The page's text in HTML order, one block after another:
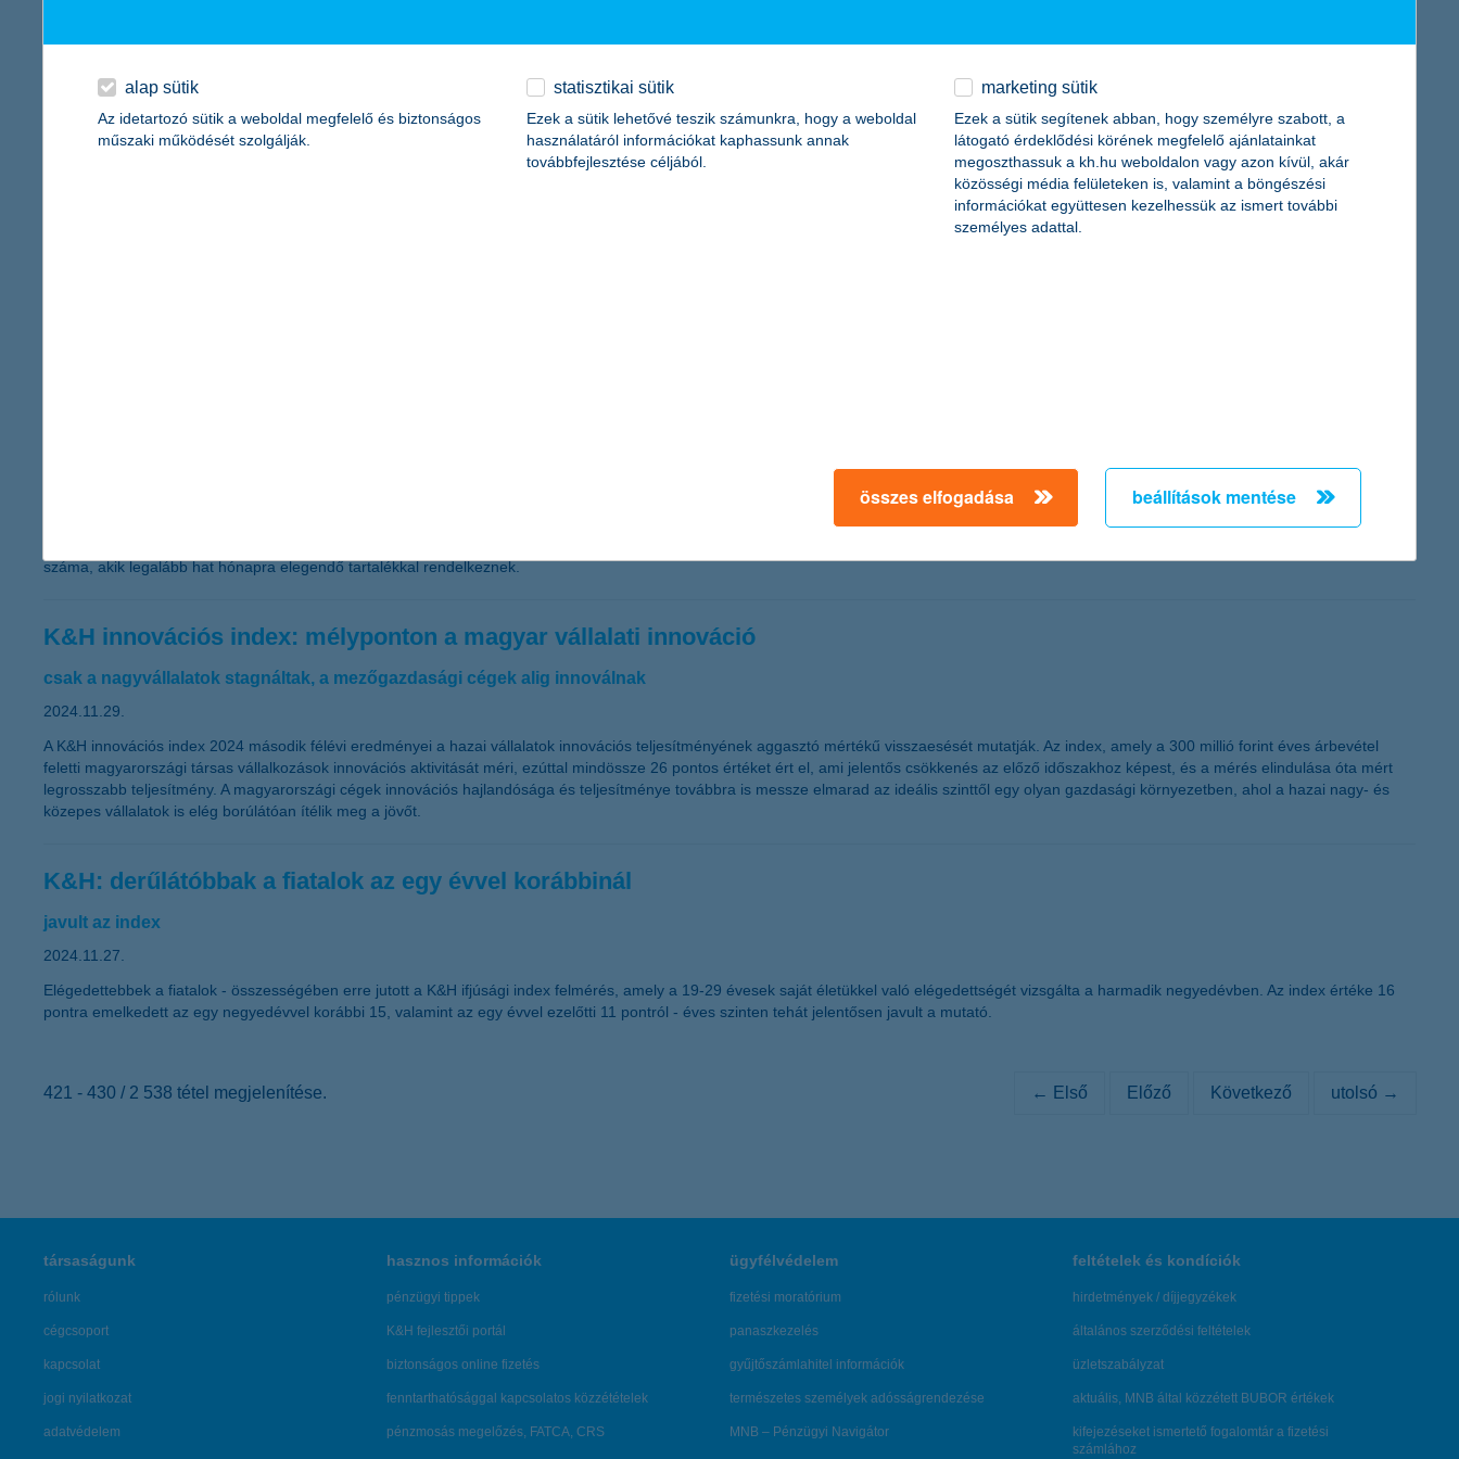
A K&H-nál 130 ezer fölé nőtt a fiatalok által nyitott bankszámlák száma. Ők pedig elég gyakran fizetnek kártyával, a harmadik negyedévben például naponta 84 ezer alkalommal. Az okoseszközös
fizetések fölényben vannak, tízből hatszor ezt a megoldást választják a huszonhat év alattiak. A bankszámlák és kártyás fizetések elterjedése miatt érthető, hogy az idén jubileumi évadát ünneplő K&H
Vigyázz, kész, pénz! pénzügyi vetélkedősorozatban is kiemelt szerepet kaptak a bankszámlák, a kártyás és okoseszközös fizetések.
Bár a középkorúak átlagosan hét hónapra elegendő tartalékkal rendelkeznek, 33 százalékuk csupán egy hónapig tudná fenntartani magát, ha nem lenne bevétele - közölte a K&H a biztos jövő kutatás
száma, akik legalább hat hónapra elegendő tartalékkal rendelkeznek.
K&H innovációs index: mélyponton a magyar vállalati innováció
csak a nagyvállalatok stagnáltak, a mezőgazdasági cégek alig innoválnak
2024.11.29.
A K&H innovációs index 2024 második félévi eredményei a hazai vállalatok innovációs teljesítményének aggasztó mértékű visszaesését mutatják. Az index, amely a 300 millió forint éves árbevétel
feletti magyarországi társas vállalkozások innovációs aktivitását méri, ezúttal mindössze 26 pontos értéket ért el, ami jelentős csökkenés az előző időszakhoz képest, és a mérés elindulása óta mért
legrosszabb teljesítmény. A magyarországi cégek innovációs hajlandósága és teljesítménye továbbra is messze elmarad az ideális szinttől egy olyan gazdasági környezetben, ahol a hazai nagy- és
közepes vállalatok is elég borúlátóan ítélik meg a jövőt.
K&H: derűlátóbbak a fiatalok az egy évvel korábbinál
javult az index
2024.11.27.
Elégedettebbek a fiatalok - összességében erre jutott a K&H ifjúsági index felmérés, amely a 19-29 évesek saját életükkel való elégedettségét vizsgálta a harmadik negyedévben. Az index értéke 16
pontra emelkedett az egy negyedévvel korábbi 15, valamint az egy évvel ezelőtti 11 pontról - éves szinten tehát jelentősen javult a mutató.
421 - 430 / 2 538 tétel megjelenítése. ← Első Előző Következő utolsó →
társaságunk
rólunk
cégcsoport
kapcsolat
jogi nyilatkozat
adatvédelem
hasznos információk
pénzügyi tippek
K&H fejlesztői portál
biztonságos online fizetés
fenntarthatósággal kapcsolatos közzétételek
pénzmosás megelőzés, FATCA, CRS
ügyfélvédelem
fizetési moratórium
panaszkezelés
gyűjtőszámlahitel információk
természetes személyek adósságrendezése
MNB – Pénzügyi Navigátor
feltételek és kondíciók
hirdetmények / díjjegyzékek
általános szerződési feltételek
üzletszabályzat
aktuális, MNB által közzétett BUBOR értékek
kifejezéseket ismertető fogalomtár a fizetési
számlához
alap sütik
Az idetartozó sütik a weboldal megfelelő és biztonságos
műszaki működését szolgálják.
statisztikai sütik
Ezek a sütik lehetővé teszik számunkra, hogy a weboldal
használatáról információkat kaphassunk annak
továbbfejlesztése céljából.
marketing sütik
Ezek a sütik segítenek abban, hogy személyre szabott, a
látogató érdeklődési körének megfelelő ajánlatainkat
megoszthassuk a kh.hu weboldalon vagy azon kívül, akár
közösségi média felületeken is, valamint a böngészési
információkat együttesen kezelhessük az ismert további
személyes adattal.
összes elfogadása beállítások mentése